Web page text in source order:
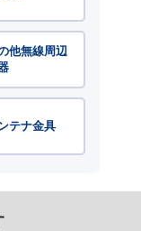
他無線周辺
テナ金具